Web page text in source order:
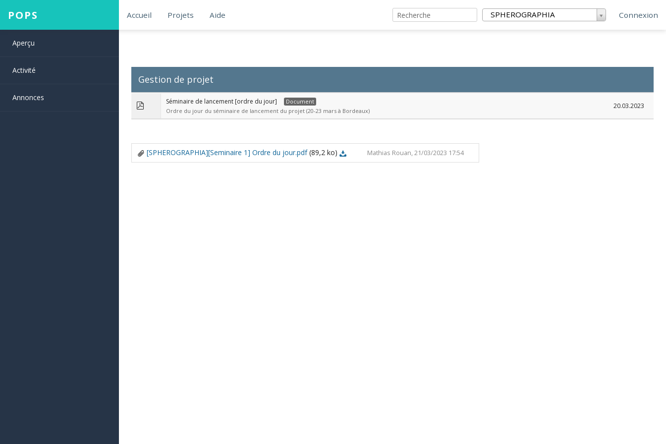
POPS Accueil Projets Aide SPHEROGRAPHIA Connexion
Aperçu
Activité
Annonces
Gestion de projet
Séminaire de lancement [ordre du jour]
Document
Ordre du jour du séminaire de lancement du projet (20-23 mars à Bordeaux)
20.03.2023
[SPHEROGRAPHIA][Seminaire 1] Ordre du jour.pdf (89,2 ko)
[SPHEROGRAPHIA]
Mathias Rouan, 21/03/2023 17:54